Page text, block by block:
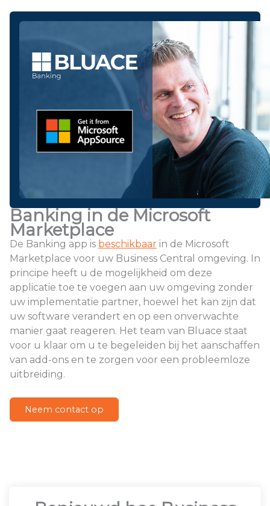
Banking in de Microsoft
Marketplace
De Banking app is beschikbaar in de Microsoft
Marketplace voor uw Business Central omgeving. In
principe heeft u de mogelijkheid om deze
applicatie toe te voegen aan uw omgeving zonder
uw implementatie partner, hoewel het kan zijn dat
uw software verandert en op een onverwachte
manier gaat reageren. Het team van Bluace staat
voor u klaar om u te begeleiden bij het aanschaffen
van add-ons en te zorgen voor een probleemloze
uitbreiding.
Neem contact op